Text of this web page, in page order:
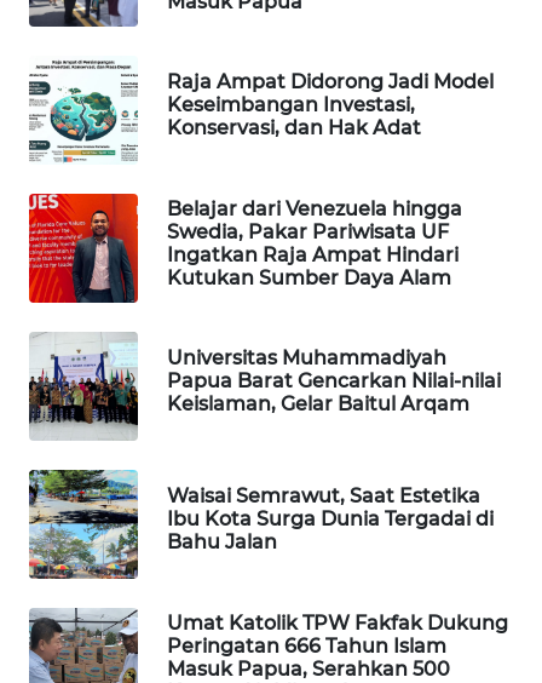
Raja Ampat Didorong Jadi Model
Keseimbangan Investasi,
Konservasi, dan Hak Adat
Belajar dari Venezuela hingga
Swedia, Pakar Pariwisata UF
Ingatkan Raja Ampat Hindari
Kutukan Sumber Daya Alam
Universitas Muhammadiyah
Papua Barat Gencarkan Nilai-nilai
Keislaman, Gelar Baitul Arqam
Waisai Semrawut, Saat Estetika
Ibu Kota Surga Dunia Tergadai di
Bahu Jalan
Umat Katolik TPW Fakfak Dukung
Peringatan 666 Tahun Islam
Masuk Papua, Serahkan 500
KONSUMEN
FORWAMKI
ALPERKLINAS
FORJASIDA
NEWS
SITUNGIR
NEWS
SIDIKALANG
NEWS
NEWS